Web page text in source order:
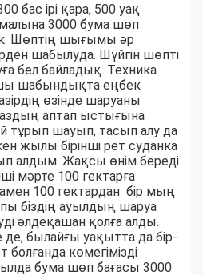
бас ірі қара, 500 уақ
3000 бума шөп
Шөптің шығымы әр
шабылуда. Шүйгін шөпті
бел байладық. Техника
шабындықта еңбек
өзінде шаруаны
аптап ыстығына
тұрып шауып, тасып алу да
жылы бірінші рет суданка
алдым. Жақсы өнім береді
мәрте 100 гектарға
100 гектардан бір мың
біздің ауылдың шаруа
әлдеқашан қолға алды.
де, былайғы уақытта да бір-
болғанда көмегімізді
бума шөп бағасы 3000